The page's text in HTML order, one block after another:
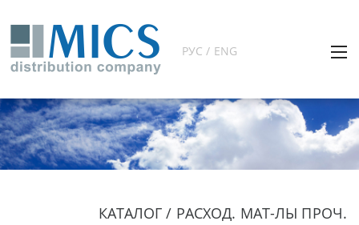
РУС / ENG
КАТАЛОГ / РАСХОД. МАТ-ЛЫ ПРОЧ.